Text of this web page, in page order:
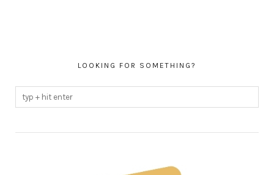
LOOKING FOR SOMETHING?